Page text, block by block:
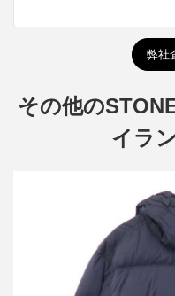
弊社
その他の
イラ